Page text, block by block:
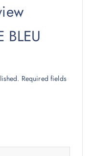
BLEU
Required fields